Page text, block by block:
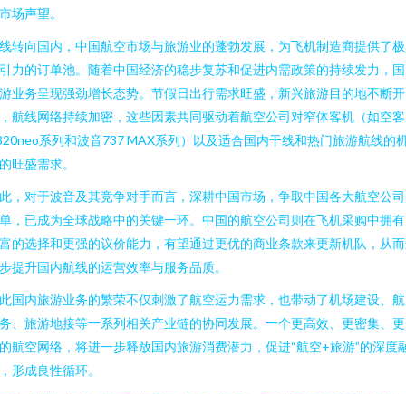
场声望。
转向国内，中国航空市场与旅游业的蓬勃发展，为飞机制造商提供了
力的订单池。随着中国经济的稳步复苏和促进内需政策的持续发力，
业务呈现强劲增长态势。节假日出行需求旺盛，新兴旅游目的地不断开
航线网络持续加密，这些因素共同驱动着航空公司对窄体客机（如空客
系列和波音737 MAX系列）以及适合国内干线和热门旅游航线的
旺盛需求。
，对于波音及其竞争对手而言，深耕中国市场，争取中国各大航空公
，已成为全球战略中的关键一环。中国的航空公司则在飞机采购中拥
的选择和更强的议价能力，有望通过更优的商业条款来更新机队，从
提升国内航线的运营效率与服务品质。
国内旅游业务的繁荣不仅刺激了航空运力需求，也带动了机场建设、
、旅游地接等一系列相关产业链的协同发展。一个更高效、更密集、
航空网络，将进一步释放国内旅游消费潜力，促进“航空+旅游”的深度
形成良性循环。